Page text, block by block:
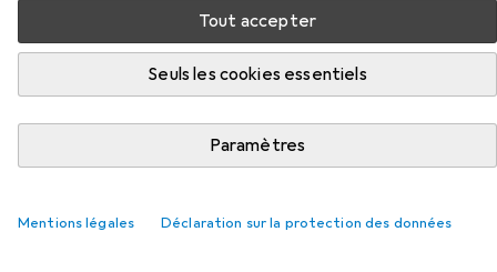
Tout accepter
Seuls les cookies essentiels
Paramètres
Mentions légales Déclaration sur la protection des données
REMISE QUANTITATIVE
Tampon de protection
Coussinet de protection, 4 pcs